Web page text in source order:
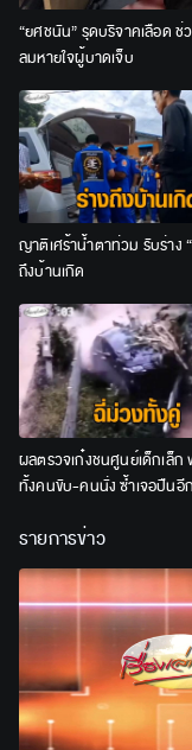
“ยศชนัน” รุดบริจาคเลือด ช่
ลมหายใจผู้บาดเจ็บ
ญาติเศร้าน้ำตาท่วม รับร่าง
ถึงบ้านเกิด
ผลตรวจเก๋งชนศูนย์เด็กเล็
ทั้งคนขับ-คนนั่ง ซ้ำเจอปืนอี
รายการข่าว